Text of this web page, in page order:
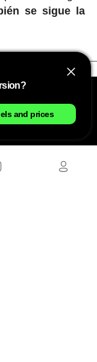
se sigue la
and prices